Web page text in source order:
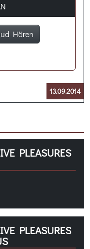
Hören
13.09.2014
PLEASURES
PLEASURES